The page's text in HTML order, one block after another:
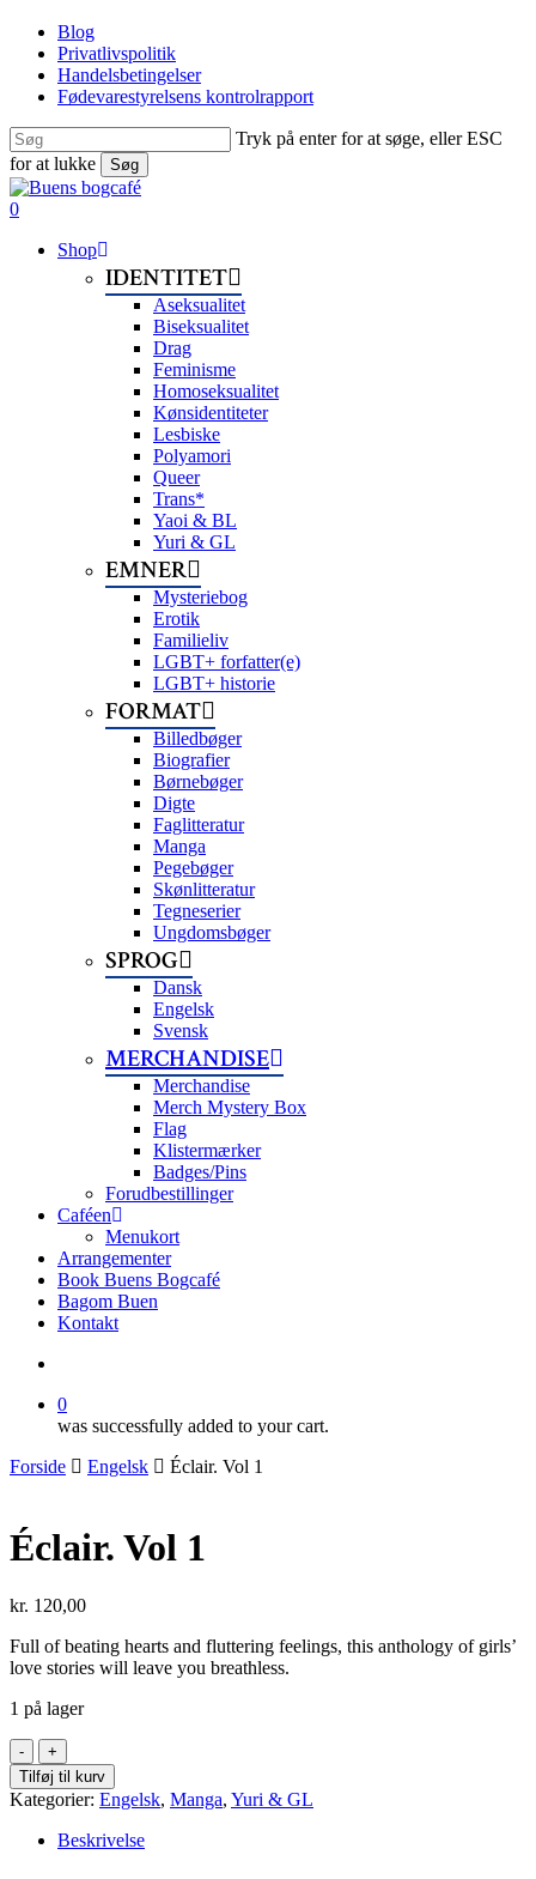
Blog
Privatlivspolitik
Handelsbetingelser
Fødevarestyrelsens kontrolrapport
Tryk på enter for at søge, eller ESC
for at lukke
Søg
Close
Search
search
0
Shop
IDENTITET
Aseksualitet
Biseksualitet
Drag
Feminisme
Homoseksualitet
Kønsidentiteter
Lesbiske
Polyamori
Queer
Trans*
Yaoi & BL
Yuri & GL
EMNER
Mysteriebog
Erotik
Familieliv
LGBT+ forfatter(e)
LGBT+ historie
FORMAT
Billedbøger
Biografier
Børnebøger
Digte
Faglitteratur
Manga
Pegebøger
Skønlitteratur
Tegneserier
Ungdomsbøger
SPROG
Dansk
Engelsk
Svensk
MERCHANDISE
Merchandise
Merch Mystery Box
Flag
Klistermærker
Badges/Pins
Forudbestillinger
Caféen
Menukort
Arrangementer
Book Buens Bogcafé
Bagom Buen
Kontakt
0
was successfully added to your cart.
Forside
Engelsk Éclair. Vol 1
Éclair. Vol 1
kr. 120,00
Full of beating hearts and fluttering feelings, this anthology of girls’
love stories will leave you breathless.
1 på lager
Éclair.
Vol
1
antal
Tilføj til kurv
Kategorier: Engelsk, Manga, Yuri & GL
Beskrivelse